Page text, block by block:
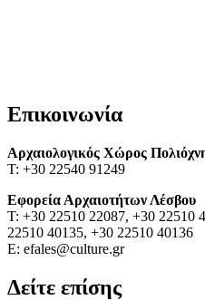
Επικοινωνία
Αρχαιολογικός Χώρος
Τ: +30 22540 91249
Εφορεία Αρχαιοτήτων Λέσβου
Τ: +30 22510 22087, +30 22510
22510 40135, +30 22510 40136
Ε: efales@culture.gr
Δείτε επίσης